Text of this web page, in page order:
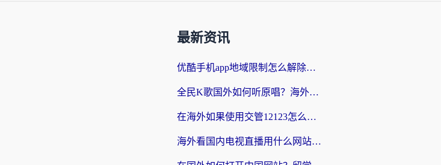
最新资讯
优酷手机app地域限制怎么解除？海外党亲测有效的追剧方案
全民K歌国外如何听原唱？海外党亲测有效的回国加速器选择指南
在海外如果使用交管12123怎么处理？留学生亲测有效的回国加速方案
海外看国内电视直播用什么网站比较好？一篇解决你所有追剧难题的实用指南